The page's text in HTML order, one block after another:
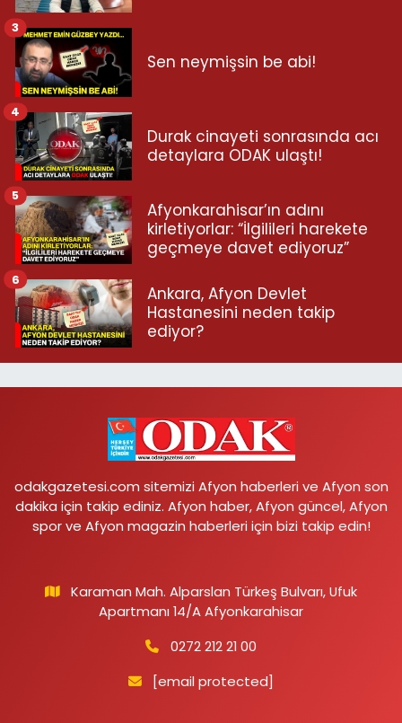
Sen neymişsin be abi!
3
Durak cinayeti sonrasında acı
detaylara ODAK ulaştı!
4
Afyonkarahisar’ın adını
kirletiyorlar: “İlgilileri harekete
geçmeye davet ediyoruz”
5
Ankara, Afyon Devlet
Hastanesini neden takip
ediyor?
6
odakgazetesi.com sitemizi Afyon haberleri ve Afyon son
dakika için takip ediniz. Afyon haber, Afyon güncel, Afyon
spor ve Afyon magazin haberleri için bizi takip edin!
Karaman Mah. Alparslan Türkeş Bulvarı, Ufuk
Apartmanı 14/A Afyonkarahisar
0272 212 21 00
[email protected]